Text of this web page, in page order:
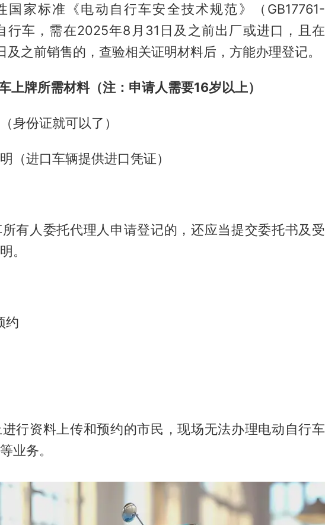
国家标准《电动自行车安全技术规范》（GB17761-
行车，需在2025年8月31日及之前出厂或进口，且在
及之前销售的，查验相关证明材料后，方能办理登记。
上牌所需材料（注：申请人需要16岁以上）
身份证就可以了）
（进口车辆提供进口凭证）
有人委托代理人申请登记的，还应当提交委托书及受
。
约
行资料上传和预约的市民，现场无法办理电动自行车
业务。